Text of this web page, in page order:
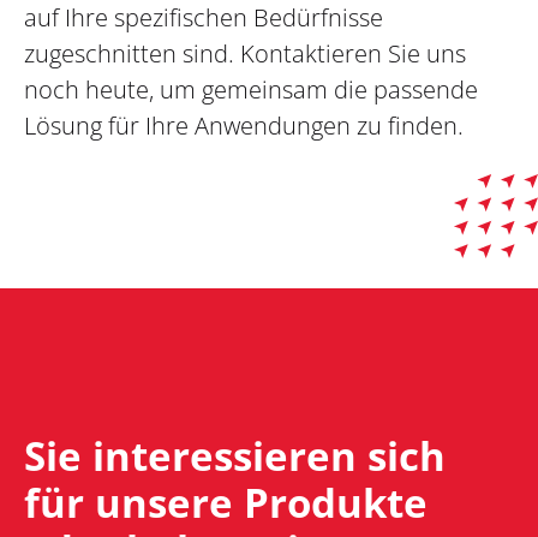
auf Ihre spezifischen Bedürfnisse
zugeschnitten sind. Kontaktieren Sie uns
noch heute, um gemeinsam die passende
Lösung für Ihre Anwendungen zu finden.
Sie interessieren sich
für unsere Produkte